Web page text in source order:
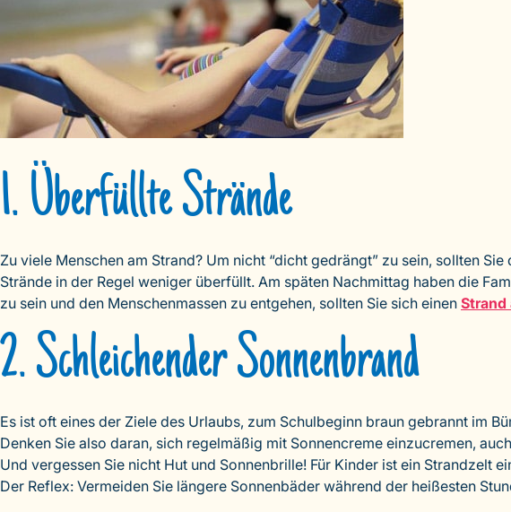
1. Überfüllte Strände
Zu viele Menschen am Strand? Um nicht “dicht gedrängt” zu sein, sollten
Strände in der Regel weniger überfüllt. Am späten Nachmittag haben die
zu sein und den Menschenmassen zu entgehen, sollten Sie sich einen Strand
2. Schleichender Sonnenbrand
Es ist oft eines der Ziele des Urlaubs, zum Schulbeginn braun gebrannt im
Denken Sie also daran, sich regelmäßig mit Sonnencreme einzucremen,
Und vergessen Sie nicht Hut und Sonnenbrille! Für Kinder ist ein Strandzelt
Der Reflex: Vermeiden Sie längere Sonnenbäder während der heißesten